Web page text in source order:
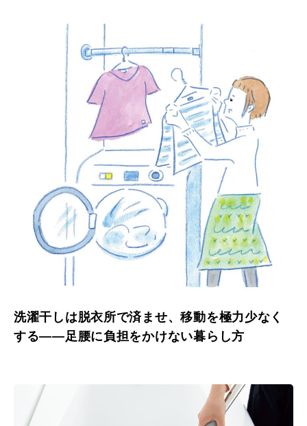
洗濯干しは脱衣所で済ませ、移動を極力少なく
する——足腰に負担をかけない暮らし方